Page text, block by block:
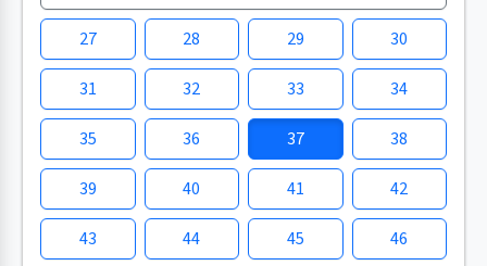
27 28 29 30
31 32 33 34
35 36 37 38
39 40 41 42
43 44 45 46